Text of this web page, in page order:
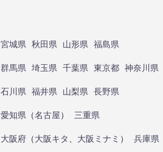
宮城県 秋田県 山形県 福島県
群馬県 埼玉県 千葉県 東京都 神奈川県
石川県 福井県 山梨県 長野県
愛知県 （名古屋） 三重県
大阪府 （大阪キタ 大阪ミナミ ） 兵庫県